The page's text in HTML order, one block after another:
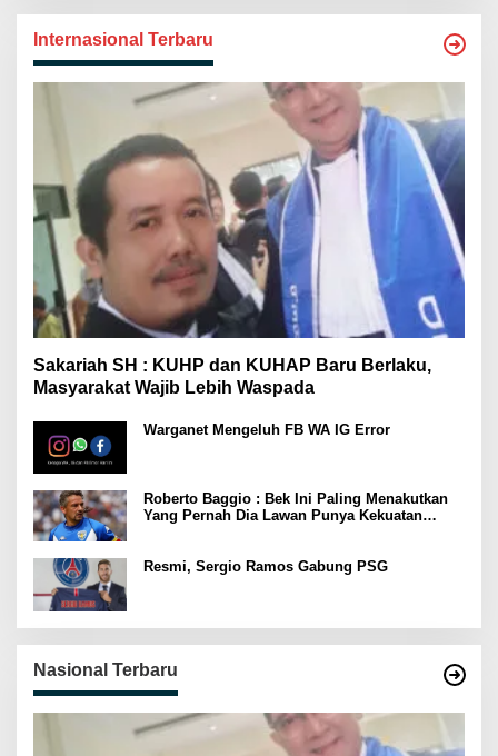
Internasional Terbaru
Sakariah SH : KUHP dan KUHAP Baru Berlaku,
Masyarakat Wajib Lebih Waspada
Warganet Mengeluh FB WA IG Error
Roberto Baggio : Bek Ini Paling Menakutkan
Yang Pernah Dia Lawan Punya Kekuatan
Resmi, Sergio Ramos Gabung PSG
Nasional Terbaru